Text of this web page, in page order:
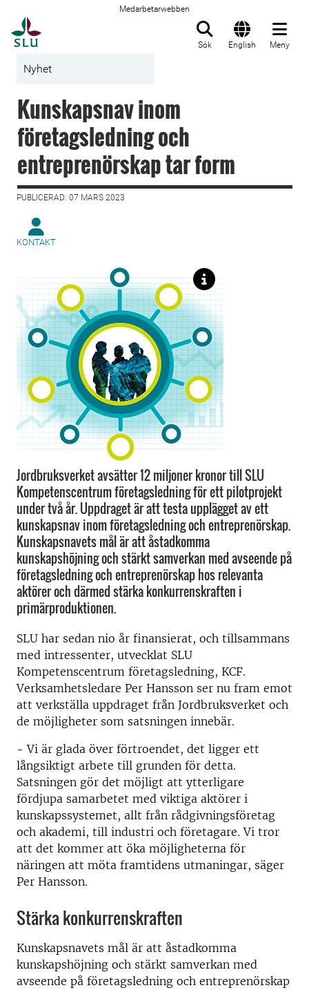
Medarbetarwebben
Sök English Meny
Nyhet
Kunskapsnav inom
företagsledning och
entreprenörskap tar form
PUBLICERAD: 07 MARS 2023
KONTAKT
Jordbruksverket avsätter 12 miljoner kronor till SLU
Kompetenscentrum företagsledning för ett pilotprojekt
under två år. Uppdraget är att testa upplägget av ett
kunskapsnav inom företagsledning och entreprenörskap.
Kunskapsnavets mål är att åstadkomma
kunskapshöjning och stärkt samverkan med avseende på
företagsledning och entreprenörskap hos relevanta
aktörer och därmed stärka konkurrenskraften i
primärproduktionen.
SLU har sedan nio år finansierat, och tillsammans
med intressenter, utvecklat SLU
Kompetenscentrum företagsledning, KCF.
Verksamhetsledare Per Hansson ser nu fram emot
att verkställa uppdraget från Jordbruksverket och
de möjligheter som satsningen innebär.
- Vi är glada över förtroendet, det ligger ett
långsiktigt arbete till grunden för detta.
Satsningen gör det möjligt att ytterligare
fördjupa samarbetet med viktiga aktörer i
kunskapssystemet, allt från rådgivningsföretag
och akademi, till industri och företagare. Vi tror
att det kommer att öka möjligheterna för
näringen att möta framtidens utmaningar, säger
Per Hansson.
Stärka konkurrenskraften
Kunskapsnavets mål är att åstadkomma
kunskapshöjning och stärkt samverkan med
avseende på företagsledning och entreprenörskap